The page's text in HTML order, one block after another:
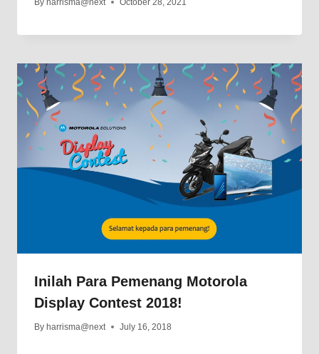
By harrisma@next October 28, 2021
Inilah Para Pemenang Motorola
Display Contest 2018!
By harrisma@next July 16, 2018